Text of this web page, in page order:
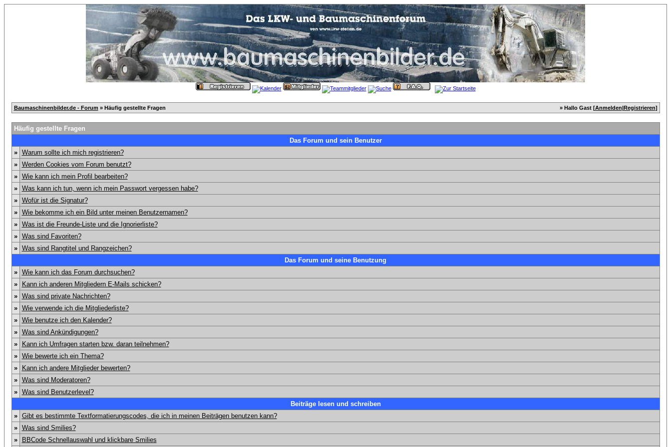
Baumaschinenbilder.de - Forum » Häufig gestellte Fragen » Hallo Gast [Anmelden|Registrieren]
Häufig gestellte Fragen
Das Forum und sein Benutzer
»
Warum sollte ich mich registrieren?
»
Werden Cookies vom Forum benutzt?
»
Wie kann ich mein Profil bearbeiten?
»
Was kann ich tun, wenn ich mein Passwort vergessen habe?
»
Wofür ist die Signatur?
»
Wie bekomme ich ein Bild unter meinen Benutzernamen?
»
Was ist die Freunde-Liste und die Ignorierliste?
»
Was sind Favoriten?
»
Was sind Rangtitel und Rangzeichen?
Das Forum und seine Benutzung
»
Wie kann ich das Forum durchsuchen?
»
Kann ich anderen Mitgliedern E-Mails schicken?
»
Was sind private Nachrichten?
»
Wie verwende ich die Mitgliederliste?
»
Wie benutze ich den Kalender?
»
Was sind Ankündigungen?
»
Kann ich Umfragen starten bzw. daran teilnehmen?
»
Wie bewerte ich ein Thema?
»
Kann ich andere Mitglieder bewerten?
»
Was sind Moderatoren?
»
Was sind Benutzerlevel?
Beiträge lesen und schreiben
»
Gibt es bestimmte Textformatierungscodes, die ich in meinen Beiträgen benutzen kann?
»
Was sind Smilies?
»
BBCode Schnellauswahl und klickbare Smilies